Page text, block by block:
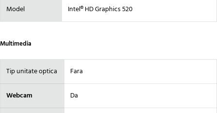
Model Intel® HD Graphics 520
Multimedia
Tip unitate optica Fara
Webcam Da